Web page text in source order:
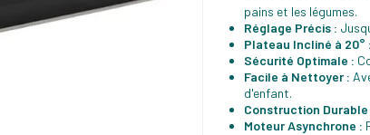
pains et les légumes.
Réglage Précis :
Plateau Incliné à 20° :
Sécurité Optimale :
Facile à Nettoyer :
d'enfant.
Construction Durable
Moteur Asynchrone :